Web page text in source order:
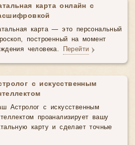
карта онлайн с
карта — это персональный
построенный на момент
человека. Перейти
с искусственным
Астролог с искусственным
проанализирует вашу
карту и сделает точные